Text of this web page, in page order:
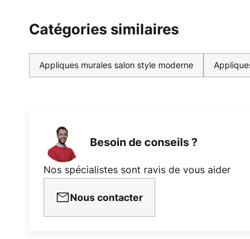
Catégories similaires
Appliques murales salon style moderne
Besoin de conseils ?
Nos spécialistes sont ravis de vous aider
Nous contacter